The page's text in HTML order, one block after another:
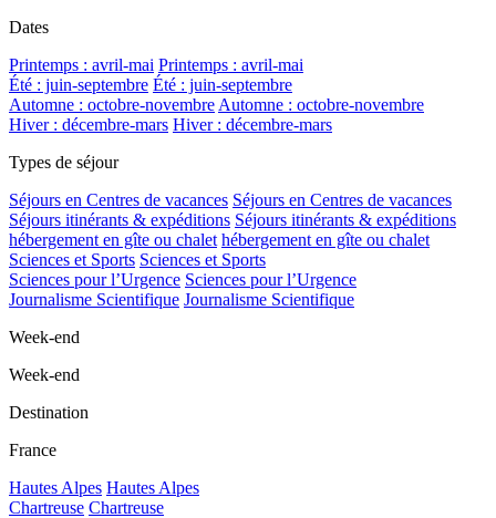
Dates
Printemps : avril-mai Printemps : avril-mai
Été : juin-septembre Été : juin-septembre
Automne : octobre-novembre Automne : octobre-novembre
Hiver : décembre-mars Hiver : décembre-mars
Types de séjour
Séjours en Centres de vacances Séjours en Centres de vacances
Séjours itinérants & expéditions Séjours itinérants & expéditions
hébergement en gîte ou chalet hébergement en gîte ou chalet
Sciences et Sports Sciences et Sports
Sciences pour l’Urgence Sciences pour l’Urgence
Journalisme Scientifique Journalisme Scientifique
Week-end
Week-end
Destination
France
Hautes Alpes Hautes Alpes
Chartreuse Chartreuse